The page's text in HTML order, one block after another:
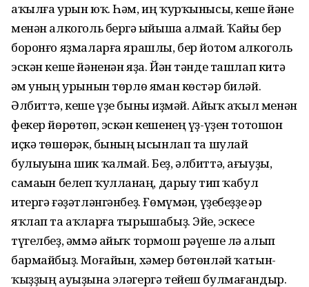
аҡылға урын юҡ. Һәм, иң ҡурҡынысы, кеше йәне
менән алкоголь бергә һыйыша алмай. Ҡайһы бер
боронғо яҙмаларға ярашлы, бер йотом алкоголь
эскән кеше йәненән яҙа. Йән тәнде ташлап китә
һәм уның урынын төрлө яман көстәр биләй.
Әлбиттә, кеше үҙе быны һиҙмәй. Айыҡ аҡыл менән
фекер йөрөтөп, эскән кешенең үҙ-үҙен тотошон
иҫкә төшөрһәк, бының ысынлап та шулай
булыуына шик ҡалмай. Беҙ, әлбиттә, ағыуҙы,
самаһын белеп ҡулланһаң, дарыу тип ҡабул
итергә ғәҙәтләнгәнбеҙ. Ғөмүмән, үҙебеҙҙе һәр
яҡлап та аҡларға тырышабыҙ. Эйе, эскесе
түгелбеҙ, әммә айыҡ тормош рәүеше лә алып
бармайбыҙ. Моғайын, хәмер бөтөнләй ҡатын-
ҡыҙҙың ауыҙына эләгергә тейеш булмағандыр.